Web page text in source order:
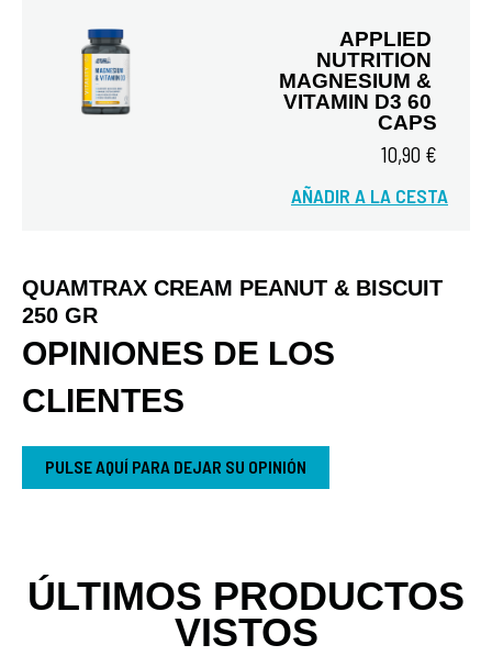
APPLIED
NUTRITION
MAGNESIUM &
VITAMIN D3 60
CAPS
10,90 €
AÑADIR A LA CESTA
QUAMTRAX CREAM PEANUT & BISCUIT
250 GR
OPINIONES DE LOS
CLIENTES
PULSE AQUÍ PARA DEJAR SU OPINIÓN
ÚLTIMOS PRODUCTOS
VISTOS